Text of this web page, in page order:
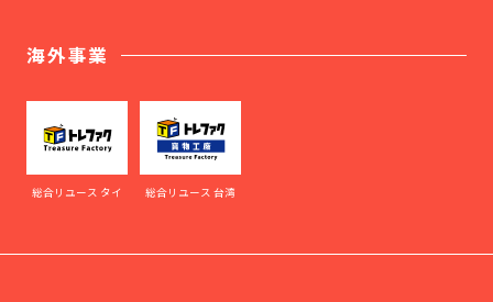
海外事業
総合リユース タイ 総合リユース 台湾